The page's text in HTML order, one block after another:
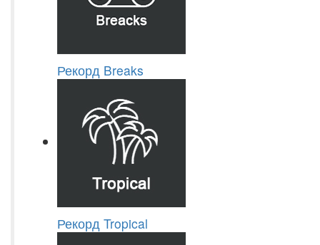
Рекорд Breaks
Рекорд Tropical